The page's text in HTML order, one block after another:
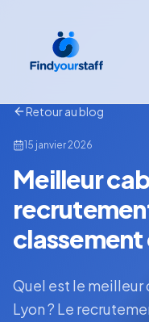
Retour au blog
15 janvier 2026
Meilleur
Quel est le meilleur
Lyon ? Le